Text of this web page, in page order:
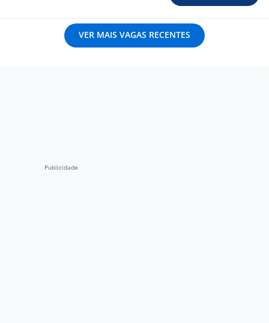
VER MAIS VAGAS RECENTES